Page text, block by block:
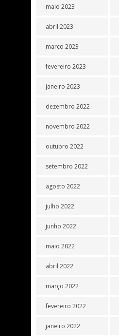
maio 2023
abril 2023
março 2023
fevereiro 2023
janeiro 2023
dezembro 2022
novembro 2022
outubro 2022
setembro 2022
agosto 2022
julho 2022
junho 2022
maio 2022
abril 2022
março 2022
fevereiro 2022
janeiro 2022